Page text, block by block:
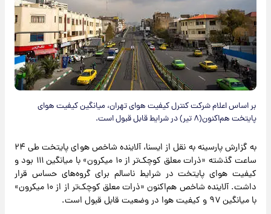
بر اساس اعلام شرکت کنترل کیفیت هوای تهران، میانگین کیفیت هوای
پایتخت هم‌اکنون(۸ تیر) در شرایط قابل قبول است.
به گزارش پارسینه به نقل از ایسنا، آلاینده شاخص هوای پایتخت طی ۲۴
ساعت گذشته «ذرات معلق کوچک‌تر از ۱۰ میکرون» با میانگین ۱۱۱ بود و
کیفیت هوای پایتخت در شرایط ناسالم برای گروه‌های حساس قرار
داشت. آلاینده شاخص هم‌اکنون «ذرات معلق کوچک‌تر از از ۱۰ میکرون»
با میانگین ۹۷ و کیفیت هوا در وضعیت قابل قبول است.